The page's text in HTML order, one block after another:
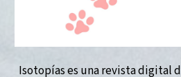
Isotopías es una revista digital